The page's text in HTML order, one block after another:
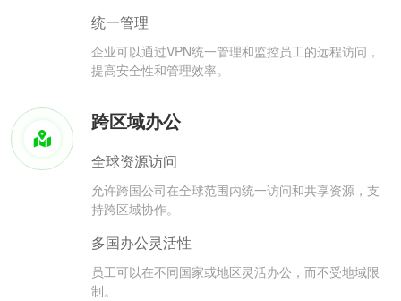
统一管理
企业可以通过VPN统一管理和监控员工的远程访问，
提高安全性和管理效率。
跨区域办公
全球资源访问
允许跨国公司在全球范围内统一访问和共享资源，支
持跨区域协作。
多国办公灵活性
员工可以在不同国家或地区灵活办公，而不受地域限
制。